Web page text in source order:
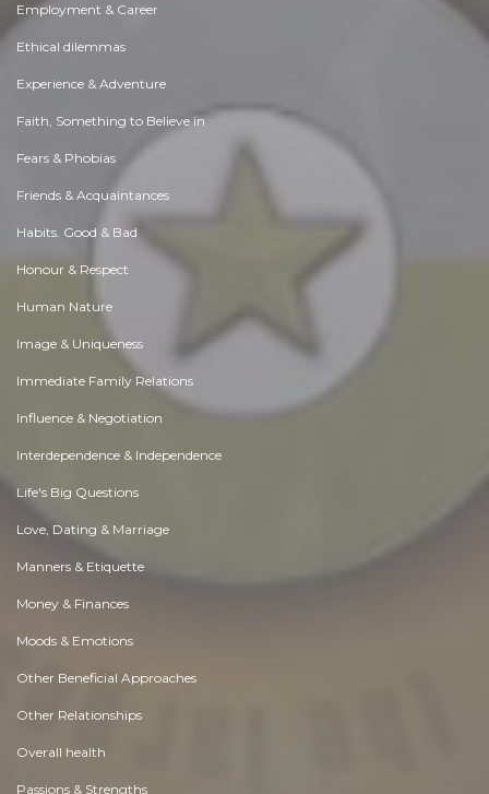
Employment & Career
Ethical dilemmas
Experience & Adventure
Faith, Something to Believe in
Fears & Phobias
Friends & Acquaintances
Habits. Good & Bad
Honour & Respect
Human Nature
Image & Uniqueness
Immediate Family Relations
Influence & Negotiation
Interdependence & Independence
Life's Big Questions
Love, Dating & Marriage
Manners & Etiquette
Money & Finances
Moods & Emotions
Other Beneficial Approaches
Other Relationships
Overall health
Passions & Strengths